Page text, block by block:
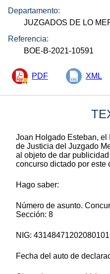
Departamento:
JUZGADOS DE LO
Referencia:
BOE-B-2021-10591
PDF XML
Joan Holgado Esteban, el
de Justicia del Juzgado
al objeto de dar
concurso dictado por este
Hago saber:
Número de asunto.
Sección: 8
NIG:
Fecha del auto de